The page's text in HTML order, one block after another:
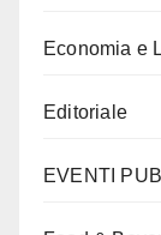
Economia e
Editoriale
EVENTI